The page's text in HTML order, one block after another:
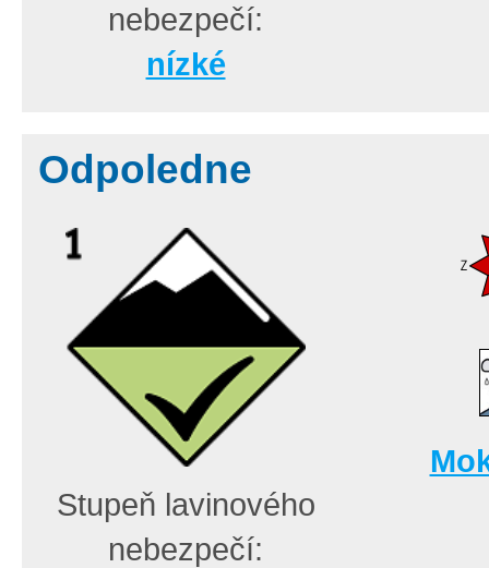
nebezpečí:
nízké
Odpoledne
Stupeň lavinového
nebezpečí: